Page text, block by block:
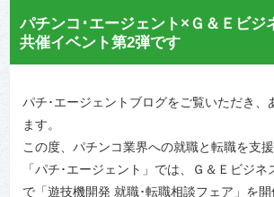
パチンコ･エージェント×Ｇ＆Ｅビジ
共催イベント第2弾です
パチ･エージェントブログをご覧いただき、
ます。
この度、パチンコ業界への就職と転職を支
「パチ･エージェント」では、Ｇ＆Ｅビジ
で「遊技機開発 就職･転職相談フェア」を開